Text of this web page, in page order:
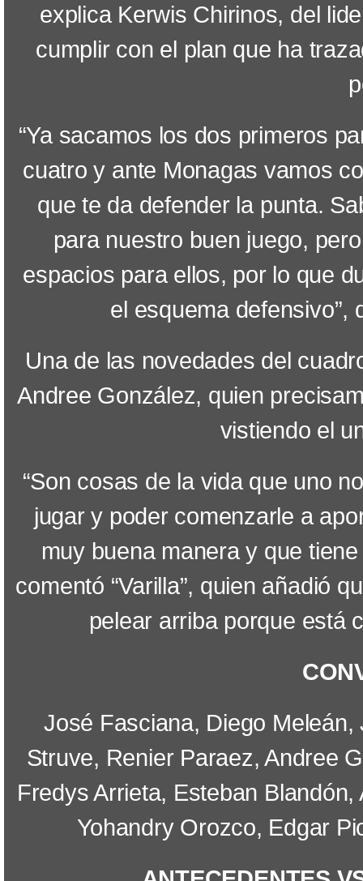
explica Kerwis Chirinos, del
cumplir con el plan que ha
“Ya sacamos los dos primeros
cuatro y ante Monagas vamos
que te da defender la punta.
para nuestro buen juego,
espacios para ellos, por lo que
el esquema defensivo”,
Una de las novedades del
Andree González, quien
vistiendo el
“Son cosas de la vida que uno
jugar y poder comenzarle a
muy buena manera y que
comentó “Varilla”, quien añadió
pelear arriba porque está
José Fasciana, Diego
Struve, Renier Paraez, Andree
Fredys Arrieta, Esteban
Yohandry Orozco, Edgar